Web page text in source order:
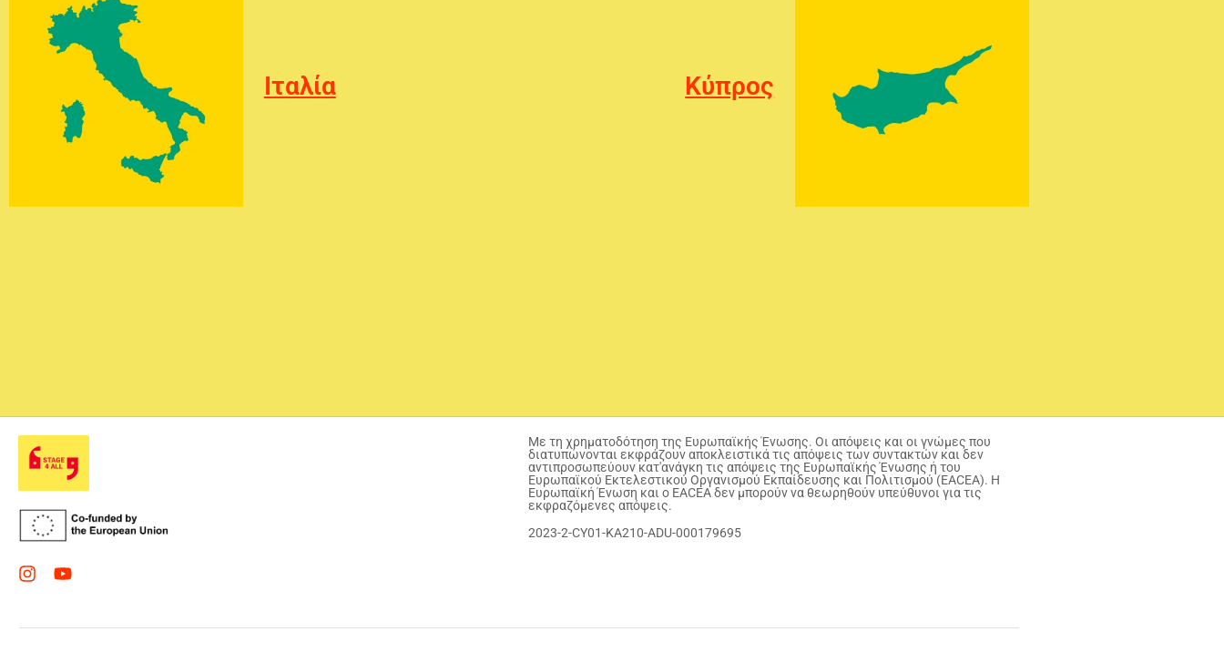
Ιταλία Κύπρος
Με τη χρηματοδότηση της Ευρωπαϊκής Ένωσης. Οι απόψεις και οι γνώμες που
διατυπώνονται εκφράζουν αποκλειστικά τις απόψεις των συντακτών και δεν
αντιπροσωπεύουν κατ'ανάγκη τις απόψεις της Ευρωπαϊκής Ένωσης ή του
Ευρωπαϊκού Εκτελεστικού Οργανισμού Εκπαίδευσης και Πολιτισμού (EACEA). Η
Ευρωπαϊκή Ένωση και ο EACEA δεν μπορούν να θεωρηθούν υπεύθυνοι για τις
εκφραζόμενες απόψεις.
2023-2-CY01-KA210-ADU-000179695